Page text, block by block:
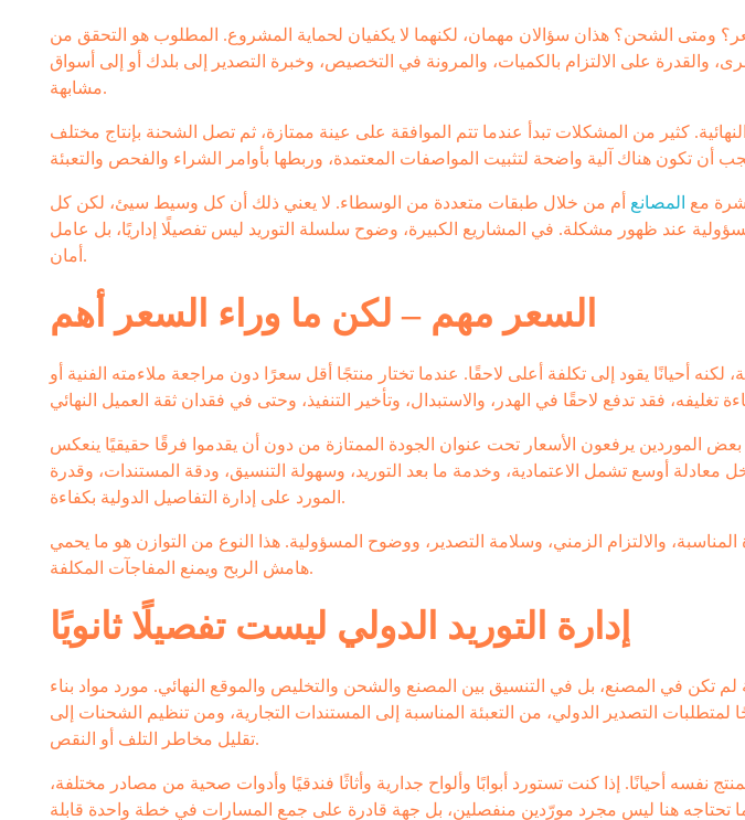
ومتى الشحن؟ هذان سؤالان مهمان، لكنهما لا يكفيان لحماية المشروع. المطلوب هو التحقق من
والقدرة على الالتزام بالكميات، والمرونة في التخصيص، وخبرة التصدير إلى بلدك أو إلى أسواق
مشابهة.
كثير من المشكلات تبدأ عندما تتم الموافقة على عينة ممتازة، ثم تصل الشحنة بإنتاج مختلف
مع المصانع أم من خلال طبقات متعددة من الوسطاء. لا يعني ذلك أن كل وسيط سيئ، لكن كل
عند ظهور مشكلة. في المشاريع الكبيرة، وضوح سلسلة التوريد ليس تفصيلًا إداريًا، بل عامل
أمان.
السعر مهم – لكن ما وراء السعر أهم
لكنه أحيانًا يقود إلى تكلفة أعلى لاحقًا. عندما تختار منتجًا أقل سعرًا دون مراجعة ملاءمته الفنية أو
الموردين يرفعون الأسعار تحت عنوان الجودة الممتازة من دون أن يقدموا فرقًا حقيقيًا ينعكس
أوسع تشمل الاعتمادية، وخدمة ما بعد التوريد، وسهولة التنسيق، ودقة المستندات، وقدرة
المورد على إدارة التفاصيل الدولية بكفاءة.
المناسبة، والالتزام الزمني، وسلامة التصدير، ووضوح المسؤولية. هذا النوع من التوازن هو ما يحمي
هامش الربح ويمنع المفاجآت المكلفة.
إدارة التوريد الدولي ليست تفصيلًا ثانويًا
تكن في المصنع، بل في التنسيق بين المصنع والشحن والتخليص والموقع النهائي. مورد مواد بناء
التصدير الدولي، من التعبئة المناسبة إلى المستندات التجارية، ومن تنظيم الشحنات إلى
تقليل مخاطر التلف أو النقص.
نفسه أحيانًا. إذا كنت تستورد أبوابًا وألواح جدارية وأثاثًا فندقيًا وأدوات صحية من مصادر مختلفة،
ما تحتاجه هنا ليس مجرد مورّدين منفصلين، بل جهة قادرة على جمع المسارات في خطة واحدة قابلة